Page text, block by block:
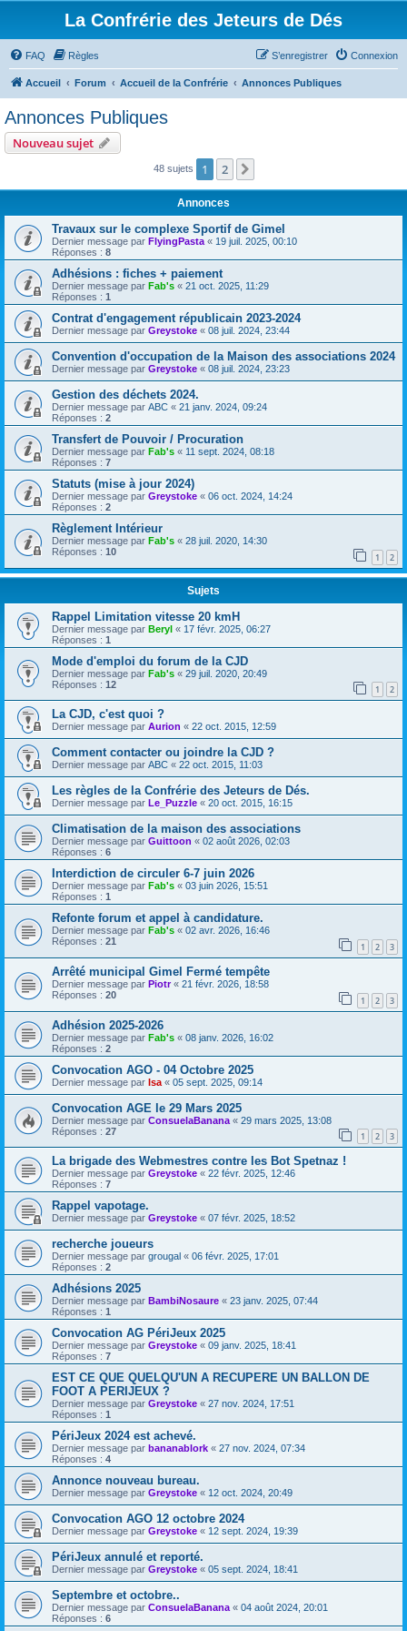
La Confrérie des Jeteurs de Dés
FAQ Règles Connexion
S’enregistrer
Accueil Forum Accueil de la Confrérie Annonces Publiques
Annonces Publiques
Nouveau sujet
48 sujets 1 2
Annonces
Travaux sur le complexe Sportif de Gimel
Dernier message par FlyingPasta « 19 juil. 2025, 00:10
Réponses : 8
Adhésions : fiches + paiement
Dernier message par Fab's « 21 oct. 2025, 11:29
Réponses : 1
Contrat d'engagement républicain 2023-2024
Dernier message par Greystoke « 08 juil. 2024, 23:44
Convention d'occupation de la Maison des associations 2024
Dernier message par Greystoke « 08 juil. 2024, 23:23
Gestion des déchets 2024.
Dernier message par ABC « 21 janv. 2024, 09:24
Réponses : 2
Transfert de Pouvoir / Procuration
Dernier message par Fab's « 11 sept. 2024, 08:18
Réponses : 7
Statuts (mise à jour 2024)
Dernier message par Greystoke « 06 oct. 2024, 14:24
Réponses : 2
Règlement Intérieur
Dernier message par Fab's « 28 juil. 2020, 14:30
Réponses : 10 1 2
Sujets
Rappel Limitation vitesse 20 kmH
Dernier message par Beryl « 17 févr. 2025, 06:27
Réponses : 1
Mode d'emploi du forum de la CJD
Dernier message par Fab's « 29 juil. 2020, 20:49
Réponses : 12 1 2
La CJD, c'est quoi ?
Dernier message par Aurion « 22 oct. 2015, 12:59
Comment contacter ou joindre la CJD ?
Dernier message par ABC « 22 oct. 2015, 11:03
Les règles de la Confrérie des Jeteurs de Dés.
Dernier message par Le_Puzzle « 20 oct. 2015, 16:15
Climatisation de la maison des associations
Dernier message par Guittoon « 02 août 2026, 02:03
Réponses : 6
Interdiction de circuler 6-7 juin 2026
Dernier message par Fab's « 03 juin 2026, 15:51
Réponses : 1
Refonte forum et appel à candidature.
Dernier message par Fab's « 02 avr. 2026, 16:46
Réponses : 21 1 2 3
Arrêté municipal Gimel Fermé tempête
Dernier message par Piotr« 21 févr. 2026, 18:58
Réponses : 20 1 2 3
Adhésion 2025-2026
Dernier message par Fab's « 08 janv. 2026, 16:02
Réponses : 2
Convocation AGO - 04 Octobre 2025
Dernier message par Isa « 05 sept. 2025, 09:14
Convocation AGE le 29 Mars 2025
Dernier message par ConsuelaBanana « 29 mars 2025, 13:08
Réponses : 27 1 2 3
La brigade des Webmestres contre les Bot Spetnaz !
Dernier message par Greystoke « 22 févr. 2025, 12:46
Réponses : 7
Rappel vapotage.
Dernier message par Greystoke « 07 févr. 2025, 18:52
recherche joueurs
Dernier message par grougal « 06 févr. 2025, 17:01
Réponses : 2
Adhésions 2025
Dernier message par BambiNosaure « 23 janv. 2025, 07:44
Réponses : 1
Convocation AG PériJeux 2025
Dernier message par Greystoke « 09 janv. 2025, 18:41
Réponses : 7
EST CE QUE QUELQU'UN A RECUPERE UN BALLON DE
FOOT A PERIJEUX ?
Dernier message par Greystoke « 27 nov. 2024, 17:51
Réponses : 1
PériJeux 2024 est achevé.
Dernier message par bananablork « 27 nov. 2024, 07:34
Réponses : 4
Annonce nouveau bureau.
Dernier message par Greystoke « 12 oct. 2024, 20:49
Convocation AGO 12 octobre 2024
Dernier message par Greystoke « 12 sept. 2024, 19:39
PériJeux annulé et reporté.
Dernier message par Greystoke « 05 sept. 2024, 18:41
Septembre et octobre..
Dernier message par ConsuelaBanana « 04 août 2024, 20:01
Réponses : 6